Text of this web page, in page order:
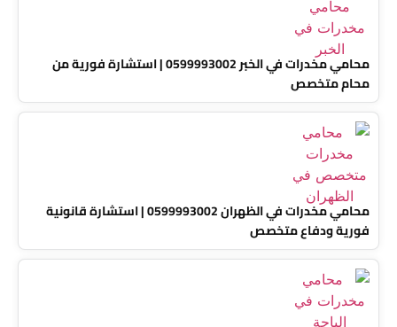
محامي مخدرات في الخبر 0599993002 | استشارة فورية من
محام متخصص
محامي مخدرات في الظهران 0599993002 | استشارة قانونية
فورية ودفاع متخصص